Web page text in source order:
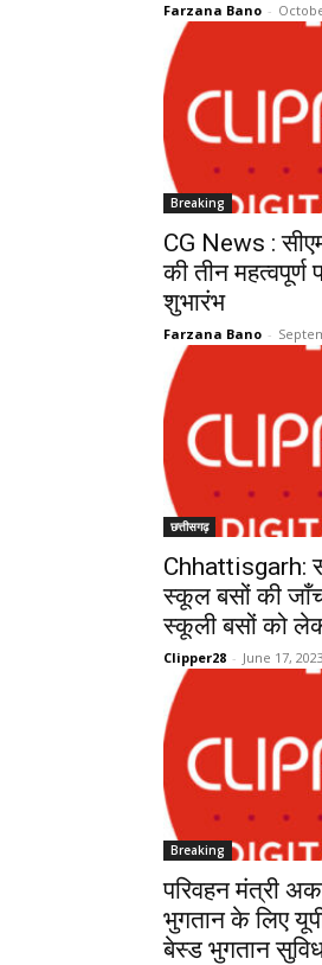
Farzana Bano -
Breaking
CG News :
की तीन महत्वपूर्ण
शुभारंभ
Farzana Bano -
छत्तीसगढ़
Chhattisgarh:
स्कूल बसों की
स्कूली बसों को
Clipper28 - June 17, 2023
Breaking
परिवहन मंत्री
भुगतान के लिए
बेस्ड भुगतान